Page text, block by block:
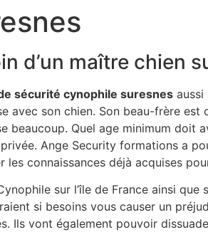
d’un maître chien
sécurité cynophile suresnes
avec son chien. Son beau-frère
beaucoup. Quel age minimum
Ange Security formations a
les connaissances déjà acquises
sur l’île de France ainsi
si besoins vous causer un
Ils vont également pouvoir